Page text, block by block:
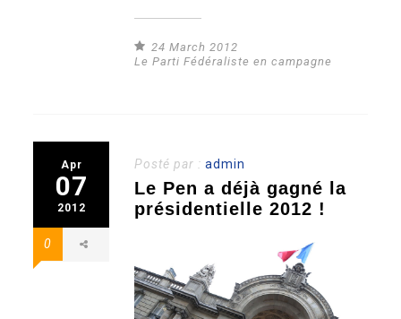
24 March 2012
Le Parti Fédéraliste en campagne
Apr
07
2012
0
Posté par :admin
Le Pen a déjà gagné la
présidentielle 2012 !